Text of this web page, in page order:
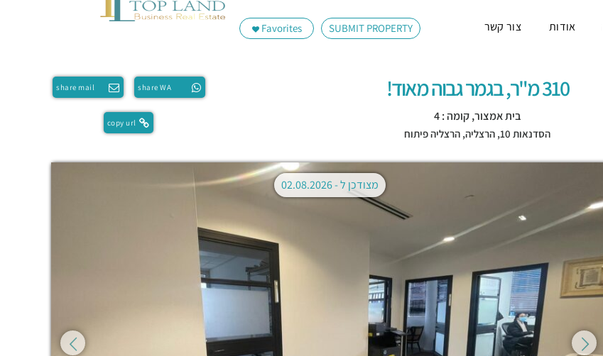
SUBMIT PROPERTY
Favorites אודות צור קשר
share WA
share mail
copy url
310 מ"ר, בגמר גבוה מאוד!
בית אמצור, קומה : 4
הסדנאות 10, הרצליה, הרצליה פיתוח
מצודכן ל -